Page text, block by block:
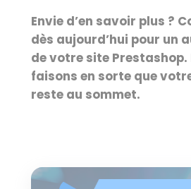
Envie d’en savoir plus ?
dès aujourd’hui pour un
de votre site Prestashop.
faisons en sorte que
reste au sommet.